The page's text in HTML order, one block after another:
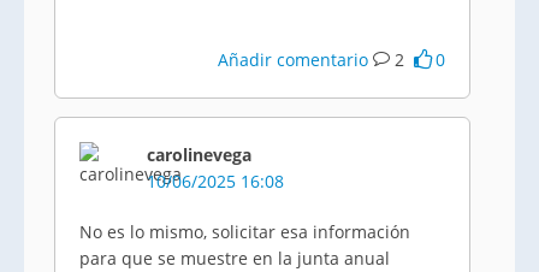
Añadir comentario 2 0
carolinevega
10/06/2025 16:08
No es lo mismo, solicitar esa información
para que se muestre en la junta anual